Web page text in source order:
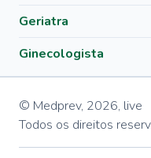
Geriatra
Ginecologista
© Medprev, 2026, live
Todos os direitos